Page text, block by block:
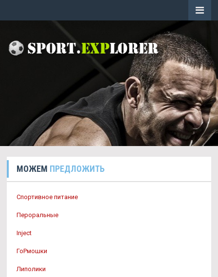
МОЖЕМ ПРЕДЛОЖИТЬ
Спортивное питание
Пероральные
Inject
ГоРмошки
Липолики